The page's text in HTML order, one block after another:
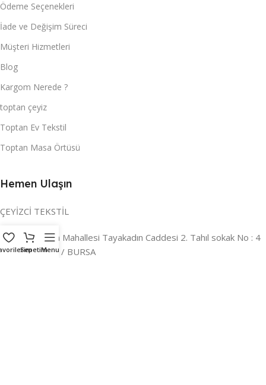
Ödeme Seçenekleri
İade ve Değişim Süreci
Müşteri Hizmetleri
Blog
Kargom Nerede ?
toptan çeyiz
Toptan Ev Tekstil
Toptan Masa Örtüsü
Hemen Ulaşın
ÇEYİZCİ TEKSTİL
Adres:Reyhan Mahallesi Tayakadın Caddesi 2. Tahıl sokak No : 4
/ a Osmangazi / BURSA
SepetimMenu